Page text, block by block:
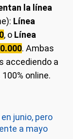
la línea
Línea
, o Línea
. Ambas
accediendo a
online.
junio, pero
a mayo